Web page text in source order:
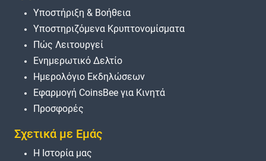
Υποστήριξη & Βοήθεια
Υποστηριζόμενα Κρυπτονομίσματα
Πώς Λειτουργεί
Ενημερωτικό Δελτίο
Ημερολόγιο Εκδηλώσεων
Εφαρμογή CoinsBee για Κινητά
Προσφορές
Σχετικά με Εμάς
Η Ιστορία μας